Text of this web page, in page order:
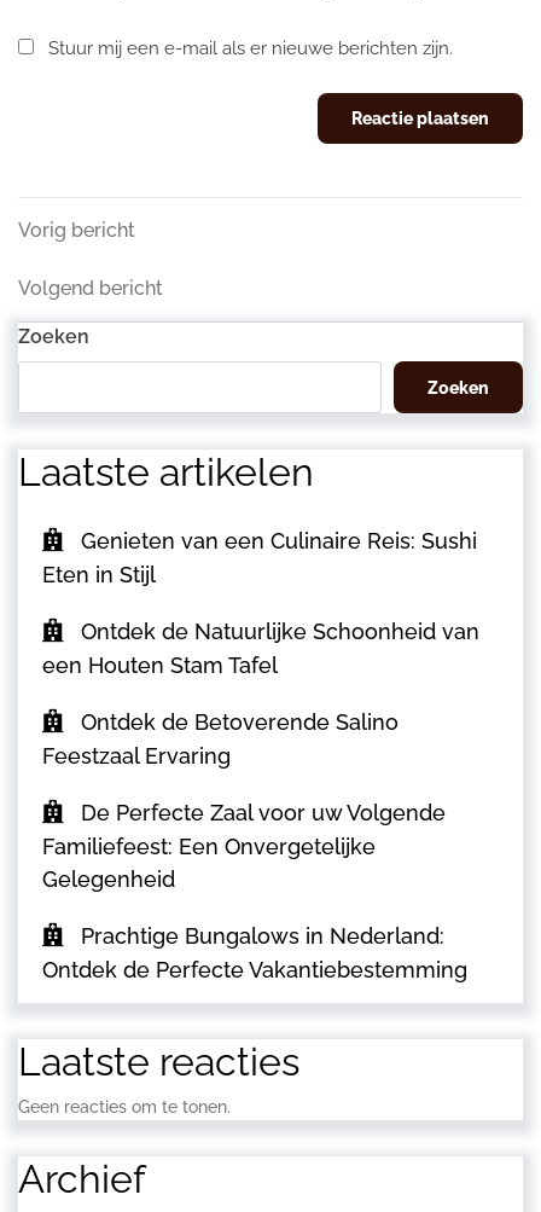
Stuur mij een e-mail als er nieuwe berichten zijn.
Berichtnavigatie
Vorig
Vorig bericht
Volgend
bericht
Volgend bericht
Zoeken
Zoeken
Laatste artikelen
Genieten van een Culinaire Reis: Sushi
Eten in Stijl
Ontdek de Natuurlijke Schoonheid van
een Houten Stam Tafel
Ontdek de Betoverende Salino
Feestzaal Ervaring
De Perfecte Zaal voor uw Volgende
Familiefeest: Een Onvergetelijke
Gelegenheid
Prachtige Bungalows in Nederland:
Ontdek de Perfecte Vakantiebestemming
Laatste reacties
Geen reacties om te tonen.
Archief